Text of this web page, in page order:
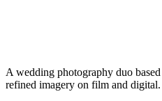
A wedding photography duo
refined imagery on film and digital.